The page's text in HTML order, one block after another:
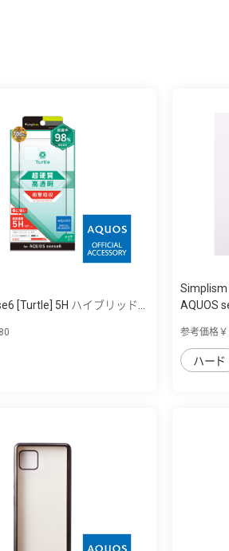
[Turtle] 5H ハイブリッド...
Simplism
AQUOS
参考価格
ハード